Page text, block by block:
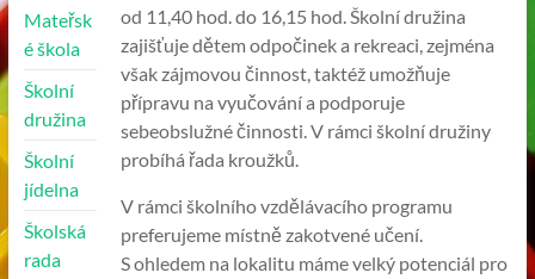
od 11,40 hod. do 16,15 hod. Školní družina
zajišťuje dětem odpočinek a rekreaci, zejména
však zájmovou činnost, taktéž umožňuje
přípravu na vyučování a podporuje
sebeobslužné činnosti. V rámci školní družiny
probíhá řada kroužků.
V rámci školního vzdělávacího programu
preferujeme místně zakotvené učení.
S ohledem na lokalitu máme velký potenciál pro
Mateřsk
é škola
Školní
družina
Školní
jídelna
Školská
rada